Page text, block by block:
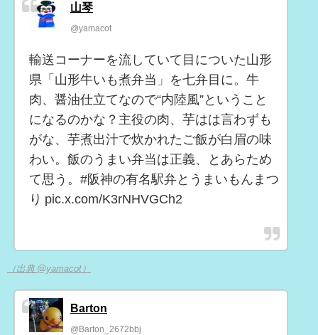
山琴
@yamacot
輸送コーナーを流していて目についた山形
県「山形牛いも煮弁当」を七弁目に。牛
肉、醤油仕立てなので“内陸風”ということ
になるのかな？主役の肉、芋はは言わずも
がな、芋煮出汁で炊かれたご飯が白眉の味
わい。飯のうまい弁当は正義、とあらため
て思う。#阪神の有名駅弁とうまいもんまつ
り pic.x.com/K3rNHVGCh2
（出典 @yamacot）
Barton
@Barton_2672bbj